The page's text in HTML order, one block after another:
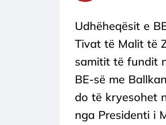
Udhëheqësit e
Tivat të Malit të
samitit të fundit
BE-së me
do të kryesohet
nga Presidenti i